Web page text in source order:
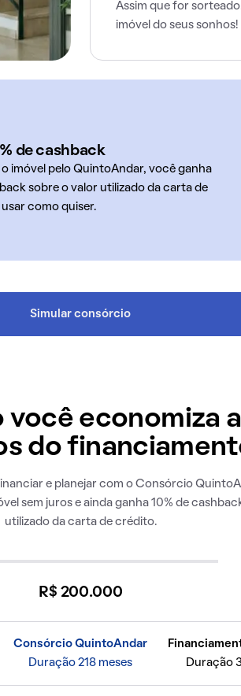
Assim que for
imóvel do seus sonhos!
de cashback
imóvel pelo QuintoAndar, você ganha
sobre o valor utilizado da carta de
como quiser.
Simular consórcio
você economiza
do
e planejar com o Consórcio
sem juros e ainda ganha 10% de
utilizado da carta de crédito.
R$ 200.000
Consórcio QuintoAndar
Duração 218 meses
Duração